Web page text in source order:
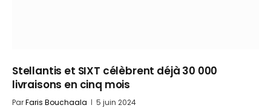
Stellantis et SIXT célèbrent déjà 30 000
livraisons en cinq mois
ParFaris Bouchaala 5 juin 2024